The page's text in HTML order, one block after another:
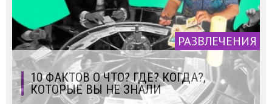
РАЗВЛЕЧЕНИЯ
10 ФАКТОВ О ЧТО? ГДЕ? КОГДА?,
КОТОРЫЕ ВЫ НЕ ЗНАЛИ